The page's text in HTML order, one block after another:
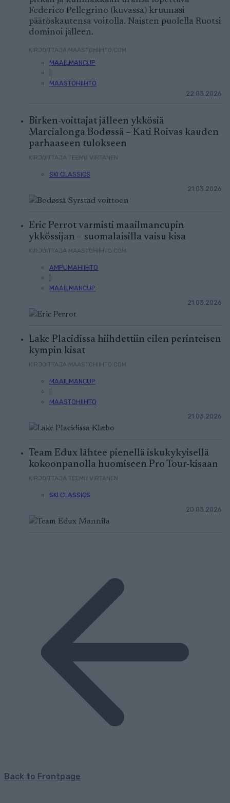
Federico Pellegrino (kuvassa) kruunasi
päätöskautensa voitolla. Naisten puolella Ruotsi
dominoi jälleen.
KIRJOITTAJA MAASTOHIIHTO.COM
MAAILMANCUP
MAASTOHIIHTO
22.03.2026
Birken-voittajat jälleen ykkösiä
Marcialonga Bodøssä – Kati Roivas kauden
parhaaseen tulokseen
KIRJOITTAJA TEEMU VIRTANEN
SKI CLASSICS
21.03.2026
Eric Perrot varmisti maailmancupin
ykkössijan – suomalaisilla vaisu kisa
KIRJOITTAJA MAASTOHIIHTO.COM
AMPUMAHIIHTO
MAAILMANCUP
21.03.2026
Lake Placidissa hiihdettiin eilen perinteisen
kympin kisat
KIRJOITTAJA MAASTOHIIHTO.COM
MAAILMANCUP
MAASTOHIIHTO
21.03.2026
Team Edux lähtee pienellä iskukykyisellä
kokoonpanolla huomiseen Pro Tour-kisaan
KIRJOITTAJA TEEMU VIRTANEN
SKI CLASSICS
20.03.2026
Back to Frontpage